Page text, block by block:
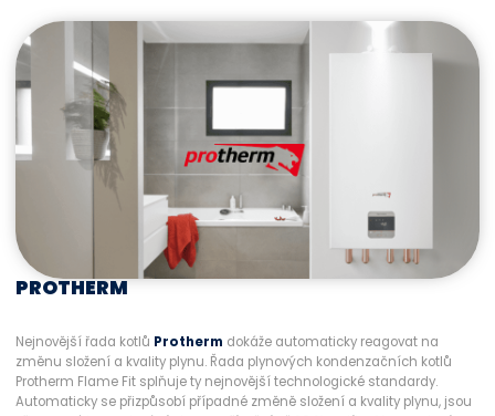
PROTHERM
Nejnovější řada kotlů Protherm dokáže automaticky reagovat na
změnu složení a kvality plynu. Řada plynových kondenzačních kotlů
Protherm Flame Fit splňuje ty nejnovější technologické standardy.
Automaticky se přizpůsobí případné změně složení a kvality plynu, jsou